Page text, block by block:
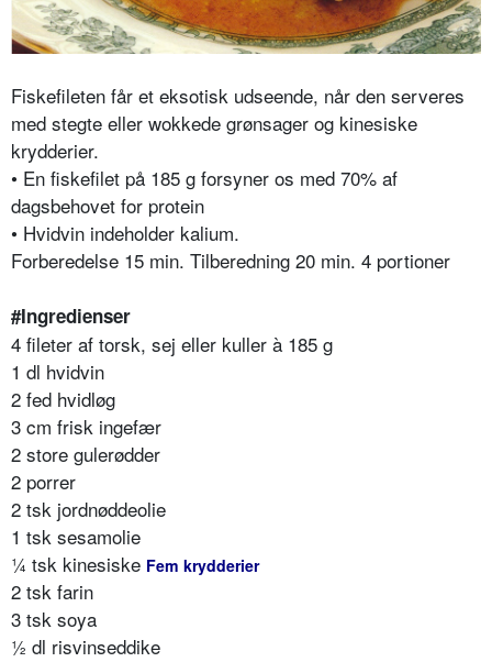
Fiskefileten får et eksotisk udseende, når den serveres
med stegte eller wokkede grønsager og kinesiske
krydderier.
• En fiskefilet på 185 g forsyner os med 70% af
dagsbehovet for protein
• Hvidvin indeholder kalium.
Forberedelse 15 min. Tilberedning 20 min. 4 portioner
#Ingredienser
4 fileter af torsk, sej eller kuller à 185 g
1 dl hvidvin
2 fed hvidløg
3 cm frisk ingefær
2 store gulerødder
2 porrer
2 tsk jordnøddeolie
1 tsk sesamolie
¼ tsk kinesiske Fem krydderier
2 tsk farin
3 tsk soya
½ dl risvinseddike